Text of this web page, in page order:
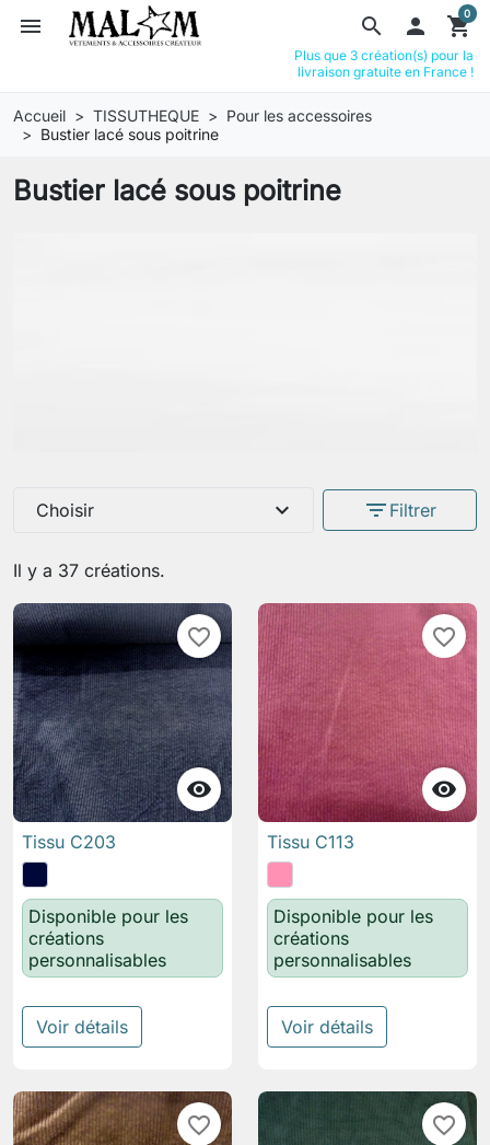
search
menu  shopping_cart
0
Plus que 3 création(s) pour la
livraison gratuite en France !
Accueil TISSUTHEQUE
Pour les accessoires
Bustier lacé sous poitrine
Bustier lacé sous poitrine
Il y a 37 créations.
Choisir expand_more filter_list Filtrer

favorite_border
Tissu C203
Disponible pour les
créations
personnalisables
Voir détails

favorite_border
Tissu C113
Disponible pour les
créations
personnalisables
Voir détails
favorite_border favorite_border